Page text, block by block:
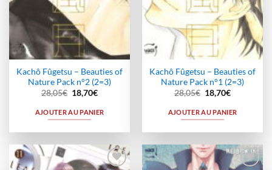
Kachô Fûgetsu – Beauties of
Nature Pack n°2 (2=3)
28,05€ Le
prix
initial
était :
18,70€Le
actuel
est :
AJOUTER AU PANIER
Kachô Fûgetsu – Beauties of
Nature Pack n°1 (2=3)
28,05€ Le
prix
initial
était :
18,70€Le
actuel
est :
AJOUTER AU PANIER